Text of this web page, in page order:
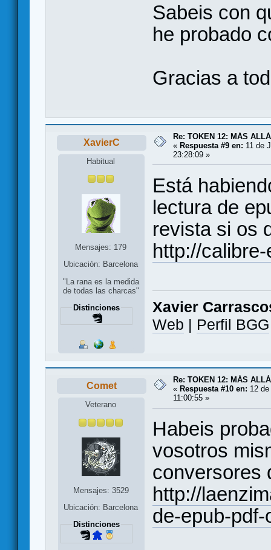
Sabeis con
he probado
Gracias a
XavierC
Habitual
Mensajes: 179
Ubicación: Barcelona
"La rana es la medida
de todas las charcas"
Distinciones
Re: TOKEN 12: MÁS
« Respuesta #9 en: 11 de
23:28:09 »
Está
lectura de
revista si os
http://
Xavier
Web | Perfil BGG
Comet
Veterano
Mensajes: 3529
Ubicación: Barcelona
Distinciones
Re: TOKEN 12: MÁS
« Respuesta #10 en: 12
11:00:55 »
Habeis
vosotros
conversores
http://
de-epub-